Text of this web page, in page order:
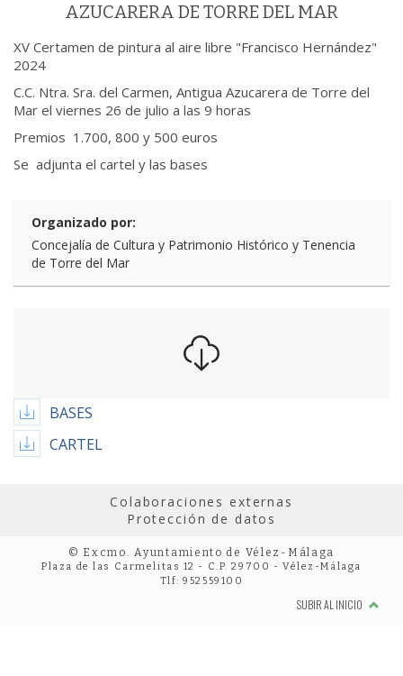
AZUCARERA DE TORRE DEL MAR
XV Certamen de pintura al aire libre "Francisco Hernández"
2024
C.C. Ntra. Sra. del Carmen, Antigua Azucarera de Torre del
Mar el viernes 26 de julio a las 9 horas
Premios 1.700, 800 y 500 euros
Se adjunta el cartel y las bases
Organizado por:
Concejalía de Cultura y Patrimonio Histórico y Tenencia
de Torre del Mar
BASES
CARTEL
Colaboraciones externas
Protección de datos
© Excmo. Ayuntamiento de Vélez-Málaga
Plaza de las Carmelitas 12 - C.P. 29700 - Vélez-Málaga
Tlf: 952559100
SUBIR AL INICIO